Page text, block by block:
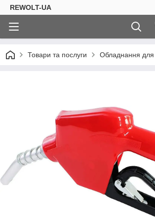
REWOLT-UA
Товари та послуги Обладнання для